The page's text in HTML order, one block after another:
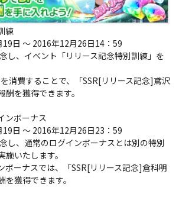
練
日 ～ 2016年12月26日14：59
し、イベント「リリース記念特別訓練」を
消費することで、「SSR[リリース記念]鳶沢
を獲得できます。
ンボーナス
日 ～ 2016年12月26日23：59
し、通常のログインボーナスとは別の特別
いたします。
ボーナスでは、「SSR[リリース記念]倉科明
獲得できます。